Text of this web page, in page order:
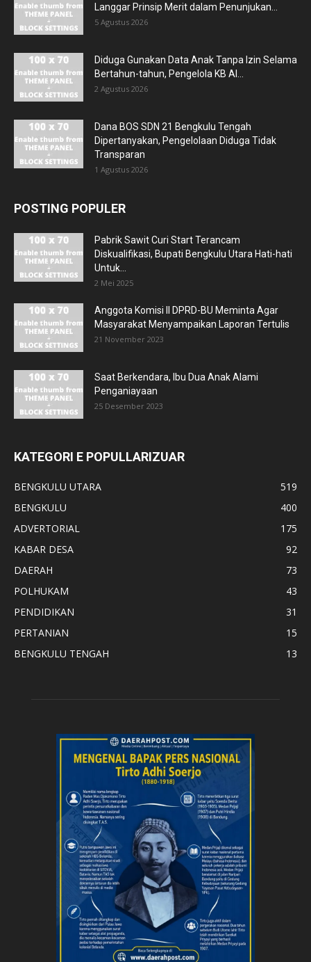
Langgar Prinsip Merit dalam Penunjukan...
5 Agustus 2026
Diduga Gunakan Data Anak Tanpa Izin Selama
Bertahun-tahun, Pengelola KB Al...
2 Agustus 2026
Dana BOS SDN 21 Bengkulu Tengah
Dipertanyakan, Pengelolaan Diduga Tidak
Transparan
1 Agustus 2026
POSTING POPULER
Pabrik Sawit Curi Start Terancam
Diskualifikasi, Bupati Bengkulu Utara Hati-hati
Untuk...
2 Mei 2025
Anggota Komisi II DPRD-BU Meminta Agar
Masyarakat Menyampaikan Laporan Tertulis
21 November 2023
Saat Berkendara, Ibu Dua Anak Alami
Penganiayaan
25 Desember 2023
KATEGORI E POPULLARIZUAR
BENGKULU UTARA
519
BENGKULU
400
ADVERTORIAL
175
KABAR DESA
92
DAERAH
73
POLHUKAM
43
PENDIDIKAN
31
PERTANIAN
15
BENGKULU TENGAH
13